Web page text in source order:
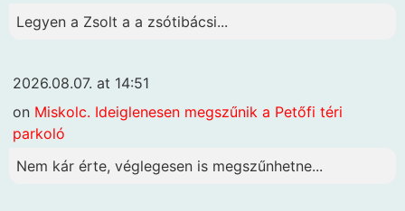
Legyen a Zsolt a a zsótibácsi...
2026.08.07. at 14:51
on Miskolc. Ideiglenesen megszűnik a Petőfi téri
parkoló
Nem kár érte, véglegesen is megszűnhetne...